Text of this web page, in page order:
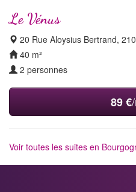
Le Vénus
20 Rue Aloysius Bertrand,
40 m²
2 personnes
89 €
Voir toutes les suites en